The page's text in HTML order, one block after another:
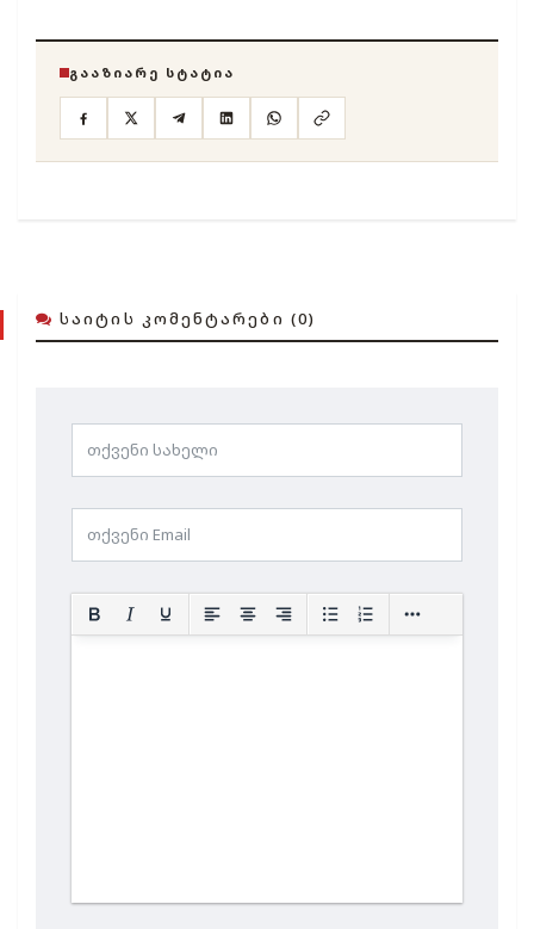
ᲒᲐᲐᲖᲘᲐᲠᲔ ᲡᲢᲐᲢᲘᲐ
ᲡᲐᲘᲢᲘᲡ ᲙᲝᲛᲔᲜᲢᲐᲠᲔᲑᲘ (0)